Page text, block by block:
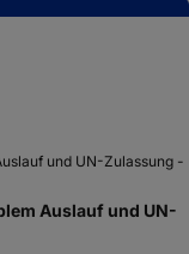
Auslauf und UN-